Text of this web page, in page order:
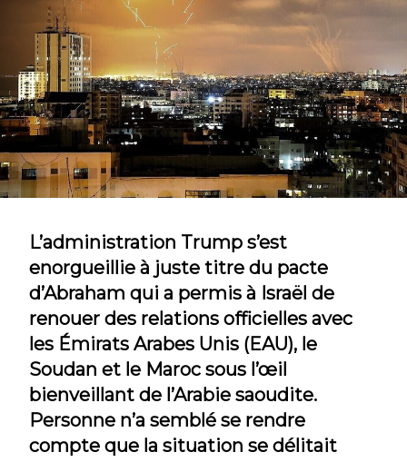
L’administration Trump s’est
enorgueillie à juste titre du pacte
d’Abraham qui a permis à Israël de
renouer des relations officielles avec
les Émirats Arabes Unis (EAU), le
Soudan et le Maroc sous l’œil
bienveillant de l’Arabie saoudite.
Personne n’a semblé se rendre
compte que la situation se délitait